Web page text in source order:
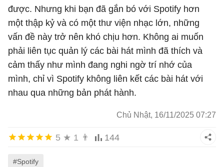
được. Nhưng khi bạn đã gắn bó với Spotify hơn
một thập kỷ và có một thư viện nhạc lớn, những
vấn đề này trở nên khó chịu hơn. Không ai muốn
phải liên tục quản lý các bài hát mình đã thích và
cảm thấy như mình đang nghi ngờ trí nhớ của
mình, chỉ vì Spotify không liên kết các bài hát với
nhau qua những bản phát hành.
Chủ Nhật, 16/11/2025 07:27
5 ★ 1 👨 144
#Spotify